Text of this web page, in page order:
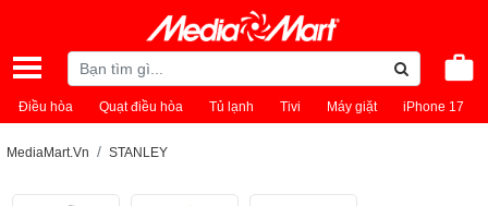
Điều hòa Quạt điều hòa Tủ lạnh Tivi Máy giặt iPhone 17
MediaMart.Vn STANLEY